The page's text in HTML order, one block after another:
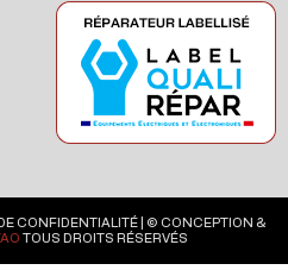
CONFIDENTIALITÉ| © CONCEPTION &
TOUS DROITS RÉSERVÉS